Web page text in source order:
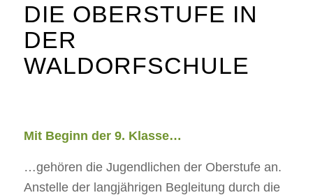
DIE OBERSTUFE IN
DER
WALDORFSCHULE
Mit Beginn der 9. Klasse…
…gehören die Jugendlichen der Oberstufe an.
Anstelle der langjährigen Begleitung durch die